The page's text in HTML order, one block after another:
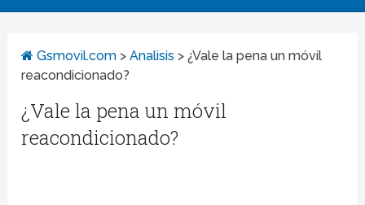
Gsmovil.com >Analisis >¿Vale la pena un móvil
reacondicionado?
¿Vale la pena un móvil
reacondicionado?